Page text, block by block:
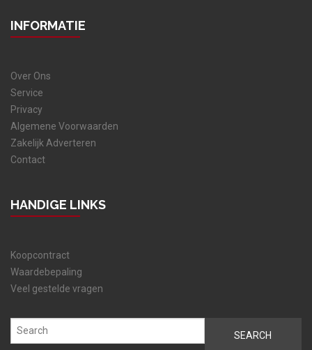
INFORMATIE
Over Ons
Service
Privacy
Algemene Voorwaarden
Zakelijk Adverteren
Contact
HANDIGE LINKS
Koopcontract
Waardebepaling
Veel gestelde vragen